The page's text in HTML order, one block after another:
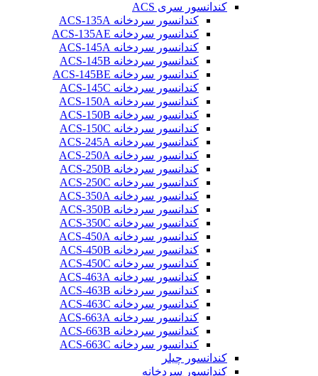
کندانسور سری ACS
کندانسور سردخانه ACS-135A
کندانسور سردخانه ACS-135AE
کندانسور سردخانه ACS-145A
کندانسور سردخانه ACS-145B
کندانسور سردخانه ACS-145BE
کندانسور سردخانه ACS-145C
کندانسور سردخانه ACS-150A
کندانسور سردخانه ACS-150B
کندانسور سردخانه ACS-150C
کندانسور سردخانه ACS-245A
کندانسور سردخانه ACS-250A
کندانسور سردخانه ACS-250B
کندانسور سردخانه ACS-250C
کندانسور سردخانه ACS-350A
کندانسور سردخانه ACS-350B
کندانسور سردخانه ACS-350C
کندانسور سردخانه ACS-450A
کندانسور سردخانه ACS-450B
کندانسور سردخانه ACS-450C
کندانسور سردخانه ACS-463A
کندانسور سردخانه ACS-463B
کندانسور سردخانه ACS-463C
کندانسور سردخانه ACS-663A
کندانسور سردخانه ACS-663B
کندانسور سردخانه ACS-663C
کندانسور چیلر
کندانسور سردخانه